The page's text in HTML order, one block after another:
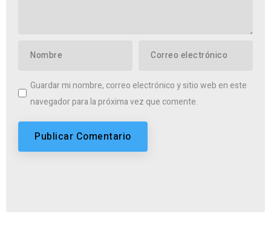
Guardar mi nombre, correo electrónico y sitio web en este
navegador para la próxima vez que comente.